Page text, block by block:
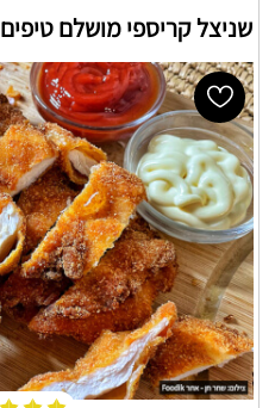
שניצל קריספי מושלם טיפים